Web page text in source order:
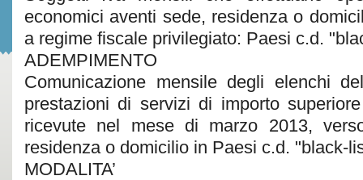
economici aventi sede, residenza o
a regime fiscale privilegiato: Paesi c.d.
ADEMPIMENTO
Comunicazione mensile degli elenchi
prestazioni di servizi di importo
ricevute nel mese di marzo 2013,
residenza o domicilio in Paesi c.d. "black-
MODALITA’